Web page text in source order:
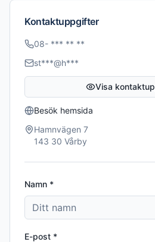
Kontaktuppgifter
08- *** ** **
st***@h***
Visa
Besök hemsida
Hamnvägen 7
143 30 Vårby
Namn *
E-post *